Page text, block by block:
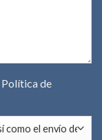
Política de